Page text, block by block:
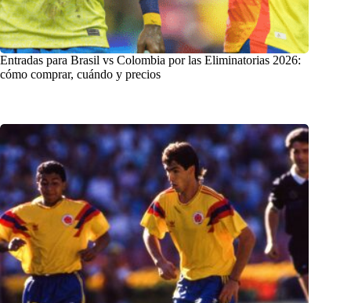
Entradas para Brasil vs Colombia por las Eliminatorias 2026:
cómo comprar, cuándo y precios